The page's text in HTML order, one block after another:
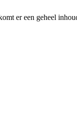
er een geheel